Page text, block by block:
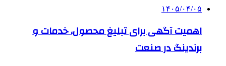
۱۴۰۵/۰۴/۰۵
اهمیت آگهی برای تبلیغ محصول، خدمات و
برندینگ در صنعت